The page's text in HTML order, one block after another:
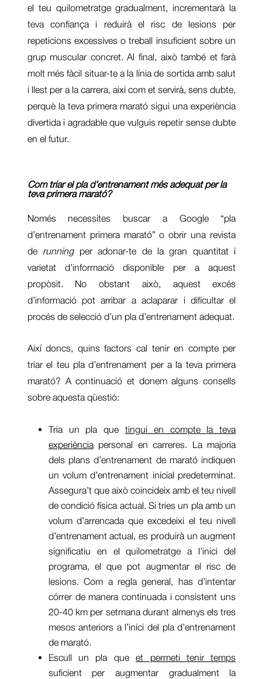
el teu quilometratge gradualment, incrementarà la
teva confiança i reduirà el risc de lesions per
repeticions excessives o treball insuficient sobre un
grup muscular concret. Al final, això també et farà
molt més fàcil situar-te a la línia de sortida amb salut
i llest per a la carrera, així com et servirà, sens dubte,
perquè la teva primera marató sigui una experiència
divertida i agradable que vulguis repetir sense dubte
en el futur.
Com triar el pla d’entrenament més adequat per la
teva primera marató?
Només necessites buscar a Google “pla
d’entrenament primera marató” o obrir una revista
de runningper adonar-te de la gran quantitat i
varietat d’informació disponible per a aquest
propòsit. No obstant això, aquest excés
d’informació pot arribar a aclaparar i dificultar el
procés de selecció d’un pla d’entrenament adequat.
Així doncs, quins factors cal tenir en compte per
triar el teu pla d’entrenament per a la teva primera
marató? A continuació et donem alguns consells
sobre aquesta qüestió:
Tria un pla que tingui en compte la teva
experiènciapersonal en carreres. La majoria
dels plans d’entrenament de marató indiquen
un volum d’entrenament inicial predeterminat.
Assegura’t que això coincideix amb el teu nivell
de condició física actual. Si tries un pla amb un
volum d’arrencada que excedeixi el teu nivell
d’entrenament actual, es produirà un augment
significatiu en el quilometratge a l’inici del
programa, el que pot augmentar el risc de
lesions. Com a regla general, has d’intentar
córrer de manera continuada i consistent uns
20-40 km per setmana durant almenys els tres
mesos anteriors a l’inici del pla d’entrenament
de marató.
Escull un pla queet permeti tenir temps
suficient per augmentar gradualment la